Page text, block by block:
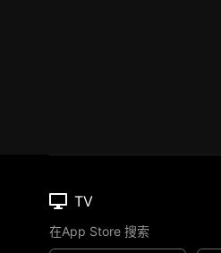
TV
在App Store 搜索